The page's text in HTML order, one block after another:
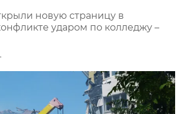
новую страницу в
ударом по колледжу –